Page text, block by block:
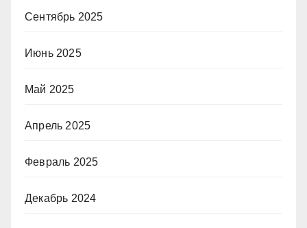
Сентябрь 2025
Июнь 2025
Май 2025
Апрель 2025
Февраль 2025
Декабрь 2024